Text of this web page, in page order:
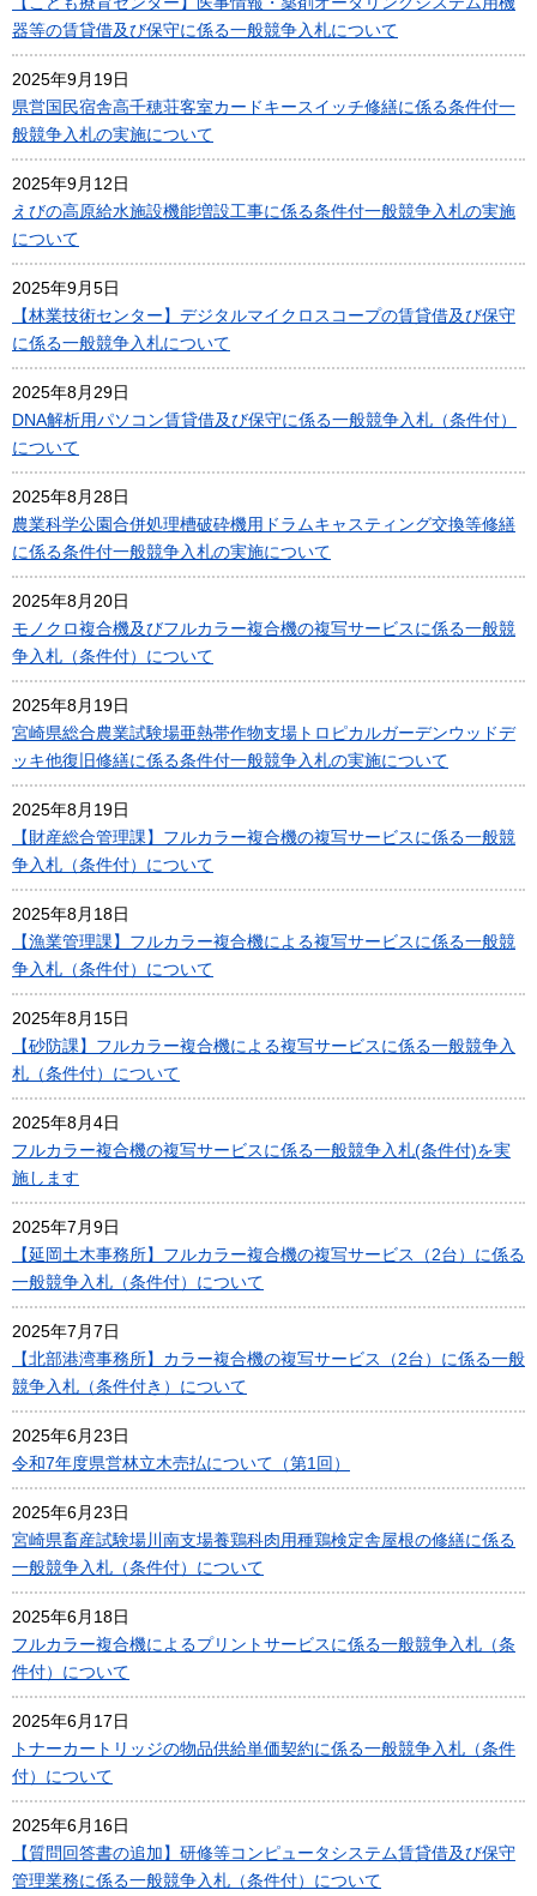
器等の賃貸借及び保守に係る一般競争入札について
2025年9月19日
県営国民宿舎高千穂荘客室カードキースイッチ修繕に係る条件付一
般競争入札の実施について
2025年9月12日
えびの高原給水施設機能増設工事に係る条件付一般競争入札の実施
について
2025年9月5日
【林業技術センター】デジタルマイクロスコープの賃貸借及び保守
に係る一般競争入札について
2025年8月29日
DNA解析用パソコン賃貸借及び保守に係る一般競争入札（条件付）
について
2025年8月28日
農業科学公園合併処理槽破砕機用ドラムキャスティング交換等修繕
に係る条件付一般競争入札の実施について
2025年8月20日
モノクロ複合機及びフルカラー複合機の複写サービスに係る一般競
争入札（条件付）について
2025年8月19日
宮崎県総合農業試験場亜熱帯作物支場トロピカルガーデンウッドデ
ッキ他復旧修繕に係る条件付一般競争入札の実施について
2025年8月19日
【財産総合管理課】フルカラー複合機の複写サービスに係る一般競
争入札（条件付）について
2025年8月18日
【漁業管理課】フルカラー複合機による複写サービスに係る一般競
争入札（条件付）について
2025年8月15日
【砂防課】フルカラー複合機による複写サービスに係る一般競争入
札（条件付）について
2025年8月4日
フルカラー複合機の複写サービスに係る一般競争入札(条件付)を実
施します
2025年7月9日
【延岡土木事務所】フルカラー複合機の複写サービス（2台）に係る
一般競争入札（条件付）について
2025年7月7日
【北部港湾事務所】カラー複合機の複写サービス（2台）に係る一般
競争入札（条件付き）について
2025年6月23日
令和7年度県営林立木売払について（第1回）
2025年6月23日
宮崎県畜産試験場川南支場養鶏科肉用種鶏検定舎屋根の修繕に係る
一般競争入札（条件付）について
2025年6月18日
フルカラー複合機によるプリントサービスに係る一般競争入札（条
件付）について
2025年6月17日
トナーカートリッジの物品供給単価契約に係る一般競争入札（条件
付）について
2025年6月16日
【質問回答書の追加】研修等コンピュータシステム賃貸借及び保守
管理業務に係る一般競争入札（条件付）について